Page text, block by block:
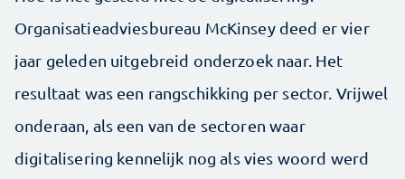
Organisatieadviesbureau McKinsey deed er vier
jaar geleden uitgebreid onderzoek naar. Het
resultaat was een rangschikking per sector. Vrijwel
onderaan, als een van de sectoren waar
digitalisering kennelijk nog als vies woord werd